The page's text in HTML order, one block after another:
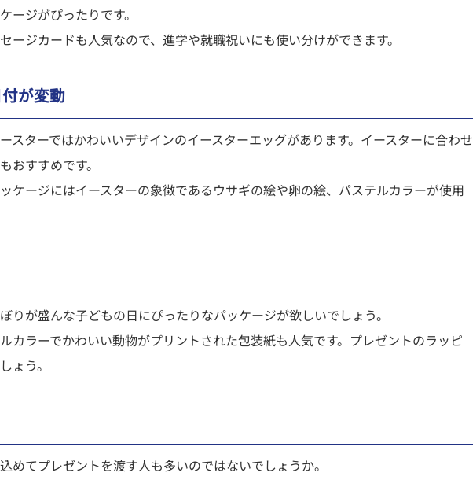
ージがぴったりです。
ージカードも人気なので、進学や就職祝いにも使い分けができます。
が変動
スターではかわいいデザインのイースターエッグがあります。イースターに合わせ
おすすめです。
ケージにはイースターの象徴であるウサギの絵や卵の絵、パステルカラーが使用
りが盛んな子どもの日にぴったりなパッケージが欲しいでしょう。
カラーでかわいい動物がプリントされた包装紙も人気です。プレゼントのラッピ
ょう。
めてプレゼントを渡す人も多いのではないでしょうか。